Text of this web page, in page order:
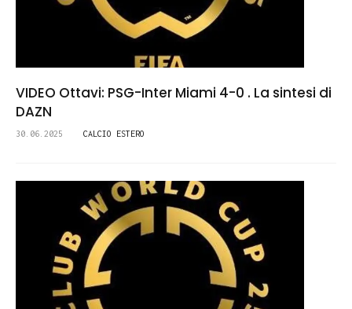
VIDEO Ottavi: PSG-Inter Miami 4-0 . La sintesi di
DAZN
30.06.2025 CALCIO ESTERO